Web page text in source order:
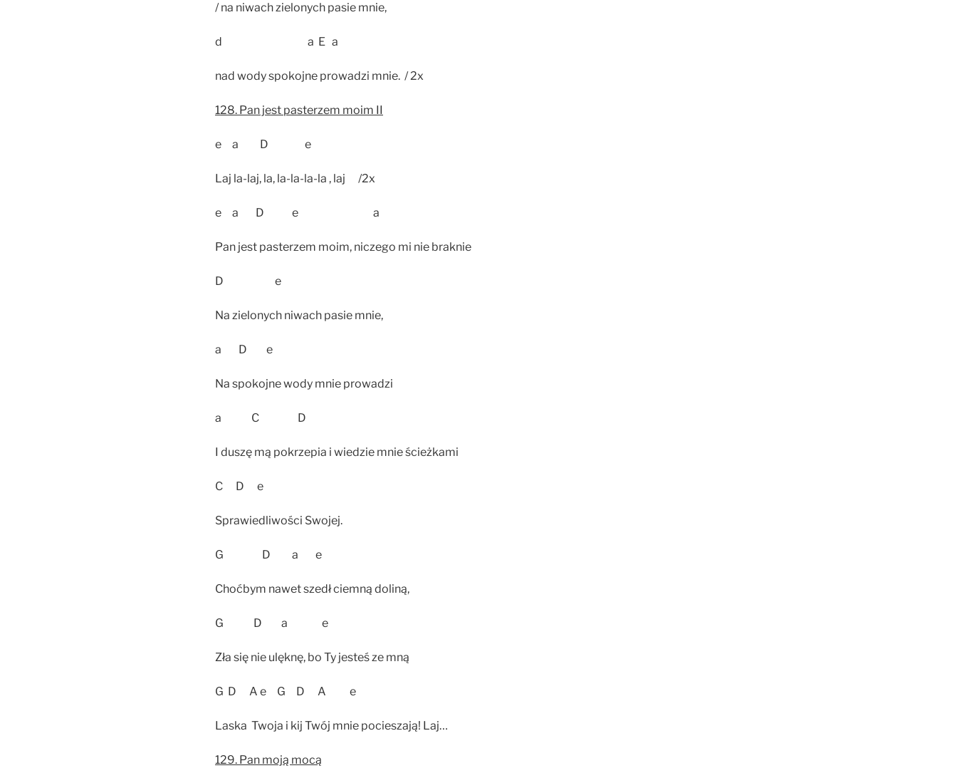
/ na niwach zielonych pasie mnie,
d a E a
nad wody spokojne prowadzi mnie. / 2x
128. Pan jest pasterzem moim II
e a D e
Laj la-laj, la, la-la-la-la , laj /2x
e a D e a
Pan jest pasterzem moim, niczego mi nie braknie
D e
Na zielonych niwach pasie mnie,
a D e
Na spokojne wody mnie prowadzi
a C D
I duszę mą pokrzepia i wiedzie mnie ścieżkami
C D e
Sprawiedliwości Swojej.
G D a e
Choćbym nawet szedł ciemną doliną,
G D a e
Zła się nie ulęknę, bo Ty jesteś ze mną
G D A e G D A e
Laska Twoja i kij Twój mnie pocieszają! Laj…
129. Pan moją mocą